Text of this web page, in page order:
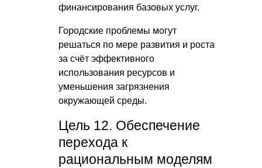
финансирования базовых услуг.
Городские проблемы могут
решаться по мере развития и роста
за счёт эффективного
использования ресурсов и
уменьшения загрязнения
окружающей среды.
Цель 12. Обеспечение
перехода к
рациональным моделям